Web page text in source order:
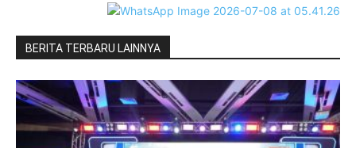
BERITA TERBARU LAINNYA